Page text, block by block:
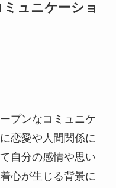
ュニケーショ
プンなコミュニケ
恋愛や人間関係に
自分の感情や思い
心が生じる背景に